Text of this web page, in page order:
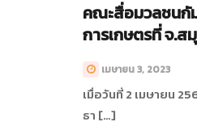
คณะสื่อมวลชนกั
การเกษตรที่ จ.ส
เมษายน 3, 2023
เมื่อวันที่ 2 เมษายน
ธา […]